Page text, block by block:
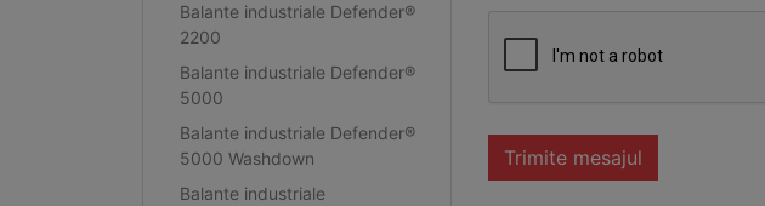
Balante industriale Defender®
2200
Balante industriale Defender®
5000
Balante industriale Defender®
5000 Washdown
Balante industriale
Trimite mesajul